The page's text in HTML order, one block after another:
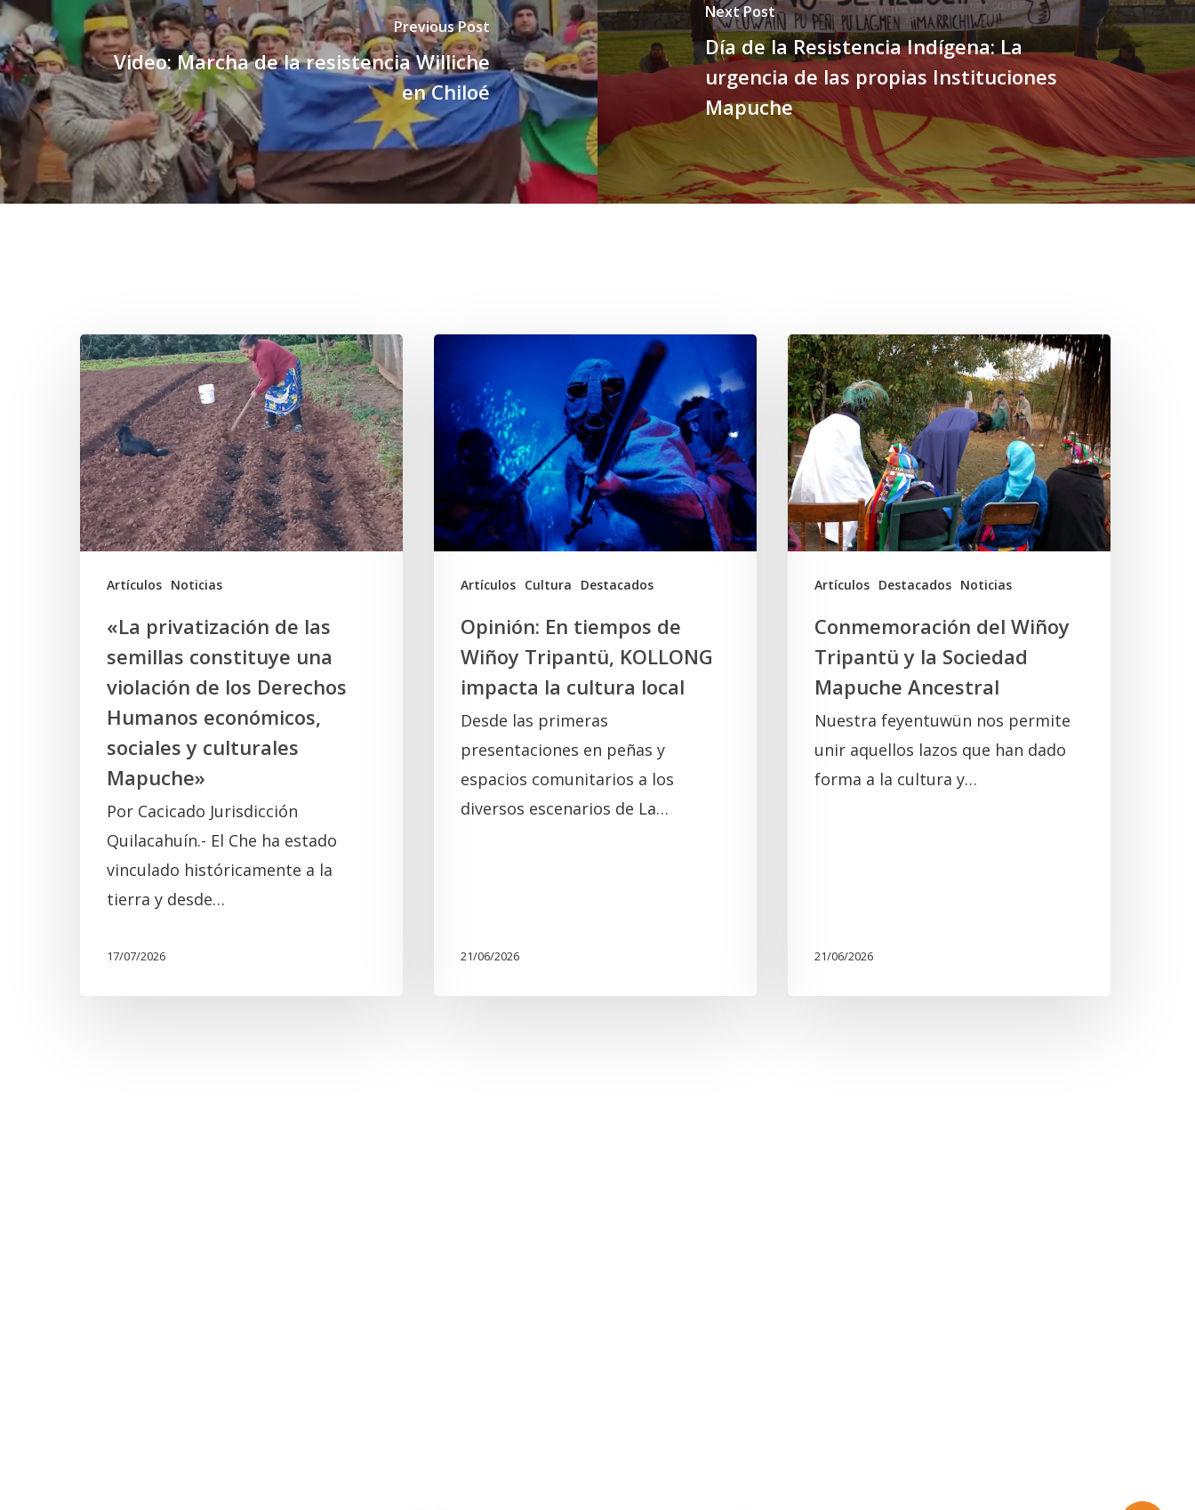
Previous Post
Video: Marcha de la resistencia Williche
en Chiloé
Next Post
Día de la Resistencia Indígena: La
urgencia de las propias Instituciones
Mapuche
Artículos Noticias
«La
privatización
de
las
semillas
constituye
una
violación
Derechos
Humanos
económicos,
sociales
culturales
Mapuche»
«La privatización de las
semillas constituye una
violación de los Derechos
Humanos económicos,
sociales y culturales
Mapuche»
Por Cacicado Jurisdicción
Quilacahuín.- El Che ha estado
vinculado históricamente a la
tierra y desde…
17/07/2026
Artículos Cultura Destacados
tiempos
de
Wiñoy
Tripantü,
KOLLONG
impacta
local
Opinión: En tiempos de
Wiñoy Tripantü, KOLLONG
impacta la cultura local
Desde las primeras
presentaciones en peñas y
espacios comunitarios a los
diversos escenarios de La…
21/06/2026
Artículos Destacados Noticias
Conmemoración
del
Wiñoy
Tripantü
y
la
Sociedad
Mapuche
Ancestral
Conmemoración del Wiñoy
Tripantü y la Sociedad
Mapuche Ancestral
Nuestra feyentuwün nos permite
unir aquellos lazos que han dado
forma a la cultura y…
21/06/2026